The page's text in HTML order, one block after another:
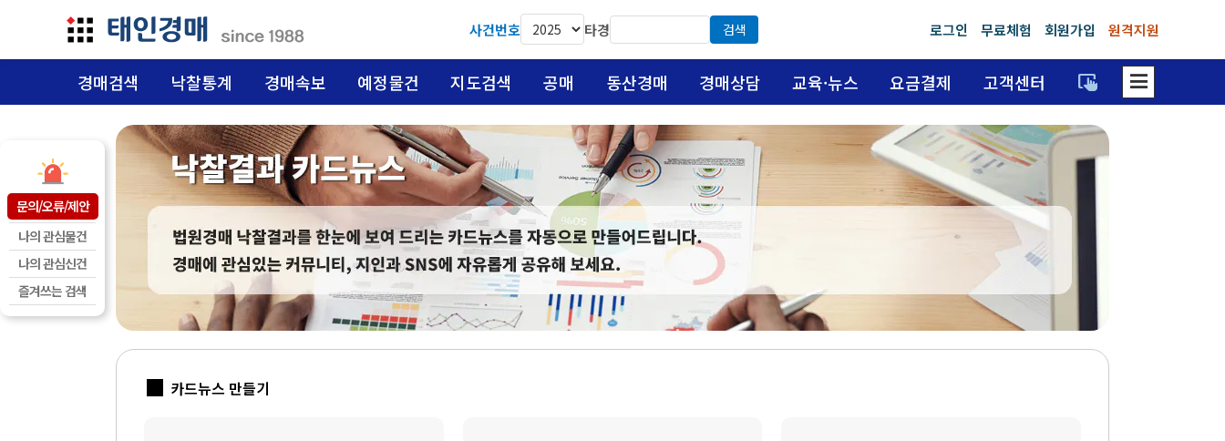
문의/오류/제안
나의 관심물건
나의 관심신건
즐겨쓰는 검색
사건번호 타경 검색 로그인 무료체험 회원가입 원격지원
경매검색 낙찰통계 경매속보 예정물건 지도검색 공매 동산경매 경매상담 교육·뉴스 요금결제 고객센터 trackpad_input dehaze
카드뉴스 만들기